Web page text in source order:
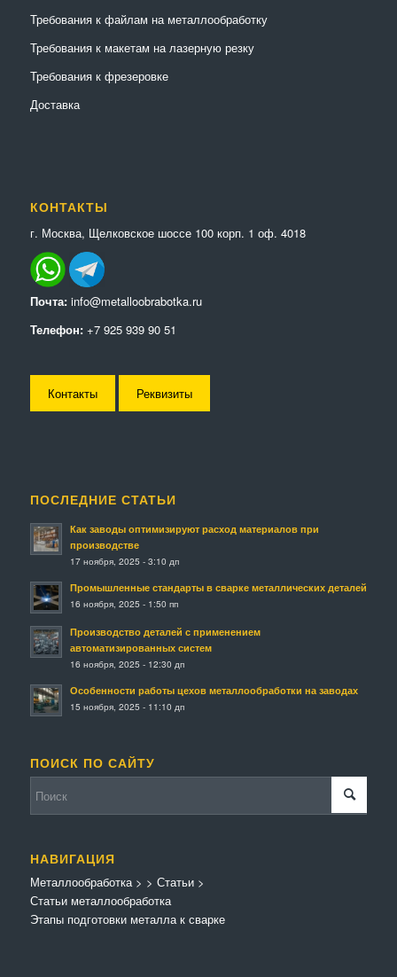
Требования к файлам на металлообработку
Требования к макетам на лазерную резку
Требования к фрезеровке
Доставка
КОНТАКТЫ
г. Москва, Щелковское шоссе 100 корп. 1 оф. 4018
Почта: info@metalloobrabotka.ru
Телефон: +7 925 939 90 51
Контакты Реквизиты
ПОСЛЕДНИЕ СТАТЬИ
Как заводы оптимизируют расход материалов при
производстве
17 ноября, 2025 - 3:10 дп
Промышленные стандарты в сварке металлических деталей
16 ноября, 2025 - 1:50 пп
Производство деталей с применением
автоматизированных систем
16 ноября, 2025 - 12:30 дп
Особенности работы цехов металлообработки на заводах
15 ноября, 2025 - 11:10 дп
ПОИСК ПО САЙТУ
НАВИГАЦИЯ
Металлообработка>
Статьи металлообработка
> Статьи>
Этапы подготовки металла к сварке